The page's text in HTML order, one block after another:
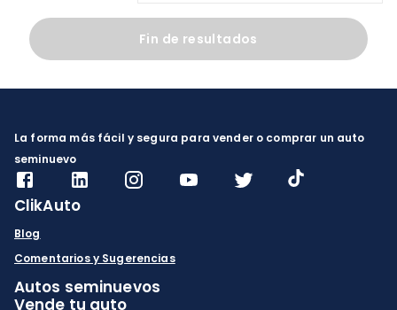
Fin de resultados
La forma más fácil y segura para vender o comprar un auto
seminuevo
ClikAuto
Blog
Comentarios y Sugerencias
Autos seminuevos
Vende tu auto